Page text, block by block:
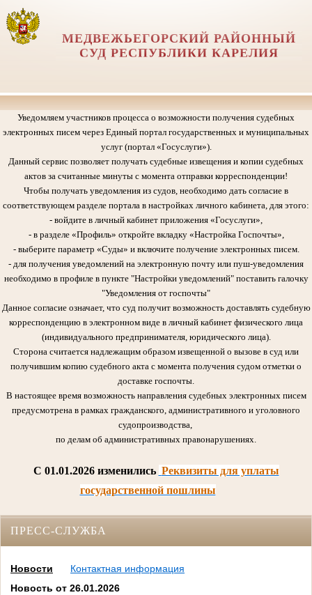
МЕДВЕЖЬЕГОРСКИЙ РАЙОННЫЙ
СУД РЕСПУБЛИКИ КАРЕЛИЯ
Уведомляем участников процесса о возможности получения судебных
электронных писем через Единый портал государственных и муниципальных
услуг (портал «Госуслуги»).
Данный сервис позволяет получать судебные извещения и копии судебных
актов за считанные минуты с момента отправки корреспонденции!
Чтобы получать уведомления из судов, необходимо дать согласие в
соответствующем разделе портала в настройках личного кабинета, для этого:
- войдите в личный кабинет приложения «Госуслуги»,
- в разделе «Профиль» откройте вкладку «Настройка Госпочты»,
- выберите параметр «Суды» и включите получение электронных писем.
- для получения уведомлений на электронную почту или пуш-уведомления
необходимо в профиле в пункте "Настройки уведомлений" поставить галочку
"Уведомления от госпочты"
Данное согласие означает, что суд получит возможность доставлять судебную
корреспонденцию в электронном виде в личный кабинет физического лица
(индивидуального предпринимателя, юридического лица).
Сторона считается надлежащим образом извещенной о вызове в суд или
получившим копию судебного акта с момента получения судом отметки о
доставке госпочты.
В настоящее время возможность направления судебных электронных писем
предусмотрена в рамках гражданского, административного и уголовного
судопроизводства,
по делам об административных правонарушениях.
C 01.01.2026 изменились Реквизиты для уплаты
государственной пошлины
ПРЕСС-СЛУЖБА
Новости
Контактная информация
Новость от 26.01.2026